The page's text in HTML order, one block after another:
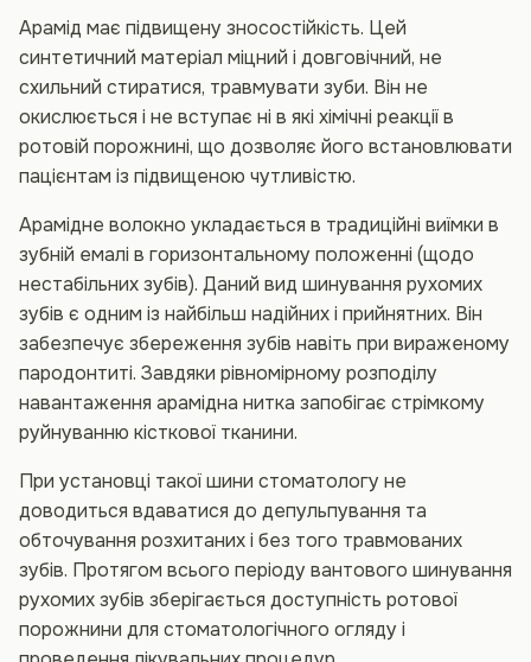
Арамід має підвищену зносостійкість. Цей
синтетичний матеріал міцний і довговічний, не
схильний стиратися, травмувати зуби. Він не
окислюється і не вступає ні в які хімічні реакції в
ротовій порожнині, що дозволяє його встановлювати
пацієнтам із підвищеною чутливістю.
Арамідне волокно укладається в традиційні виїмки в
зубній емалі в горизонтальному положенні (щодо
нестабільних зубів). Даний вид шинування рухомих
зубів є одним із найбільш надійних і прийнятних. Він
забезпечує збереження зубів навіть при вираженому
пародонтиті. Завдяки рівномірному розподілу
навантаження арамідна нитка запобігає стрімкому
руйнуванню кісткової тканини.
При установці такої шини стоматологу не
доводиться вдаватися до депульпування та
обточування розхитаних і без того травмованих
зубів. Протягом всього періоду вантового шинування
рухомих зубів зберігається доступність ротової
порожнини для стоматологічного огляду і